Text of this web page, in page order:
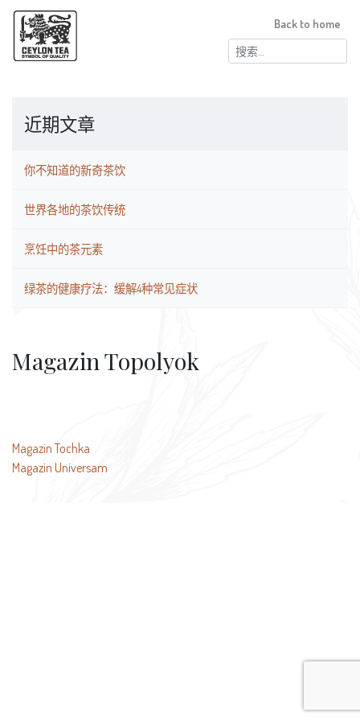
搜
索：
Back to home
近期文章
你不知道的新奇茶饮
世界各地的茶饮传统
烹饪中的茶元素
绿茶的健康疗法：缓解4种常见症状
Magazin Topolyok
文
章
Magazin Tochka
Magazin Universam